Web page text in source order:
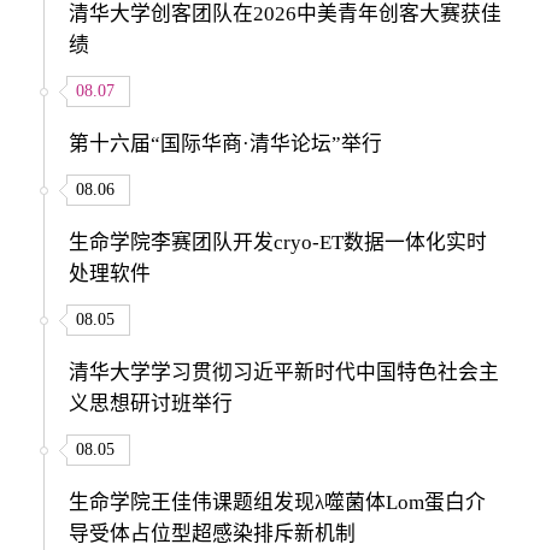
清华大学创客团队在2026中美青年创客大赛获佳
绩
08.07
第十六届“国际华商·清华论坛”举行
08.06
生命学院李赛团队开发cryo-ET数据一体化实时
处理软件
08.05
清华大学学习贯彻习近平新时代中国特色社会主
义思想研讨班举行
08.05
生命学院王佳伟课题组发现λ噬菌体Lom蛋白介
导受体占位型超感染排斥新机制